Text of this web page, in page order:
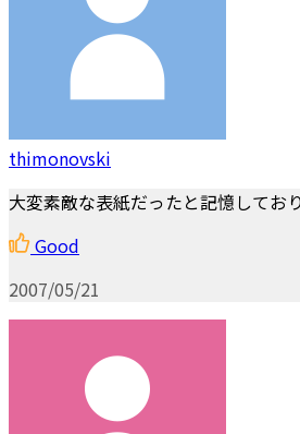
thimonovski
大変素敵な表紙だったと記憶しており
Good
2007/05/21